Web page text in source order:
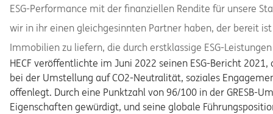
ESG-Performance mit der finanziellen Rendite für unsere
wir in ihr einen gleichgesinnten Partner haben, der bereit
Immobilien zu liefern, die durch erstklassige ESG-
HECF veröffentlichte im Juni 2022 seinen ESG-Bericht
bei der Umstellung auf CO2-Neutralität, soziales
offenlegt. Durch eine Punktzahl von 96/100 in der GRESB-
Eigenschaften gewürdigt, und seine globale